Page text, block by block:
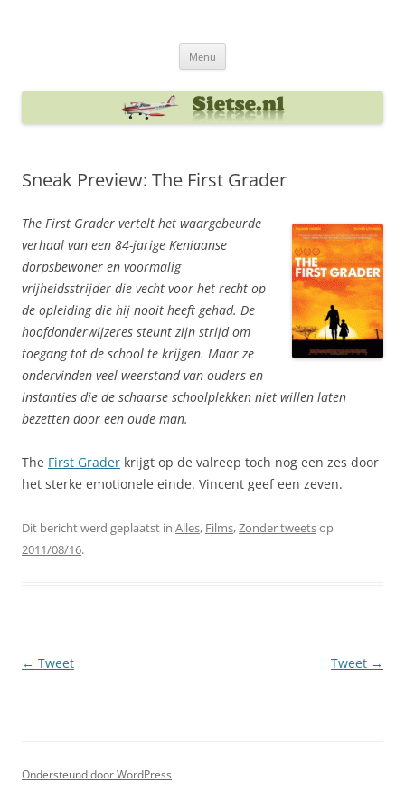
Menu
Sneak Preview: The First Grader
The First Grader vertelt het waargebeurde
verhaal van een 84-jarige Keniaanse
dorpsbewoner en voormalig
vrijheidsstrijder die vecht voor het recht op
de opleiding die hij nooit heeft gehad. De
hoofdonderwijzeres steunt zijn strijd om
toegang tot de school te krijgen. Maar ze
ondervinden veel weerstand van ouders en
instanties die de schaarse schoolplekken niet willen laten
bezetten door een oude man.
The First Grader krijgt op de valreep toch nog een zes door
het sterke emotionele einde. Vincent geef een zeven.
Dit bericht werd geplaatst in Alles, Films,Zonder tweetsop
2011/08/16.
Berichtnavigatie
← Tweet Tweet →
Ondersteund door WordPress